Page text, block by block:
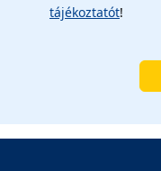
tájékoztatót!